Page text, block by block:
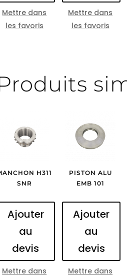
Mettre dans
les favoris
Mettre dans
les favoris
H311
SNR
Ajouter
au
devis
Mettre dans
PISTON ALU
EMB 101
Ajouter
au
devis
Mettre dans